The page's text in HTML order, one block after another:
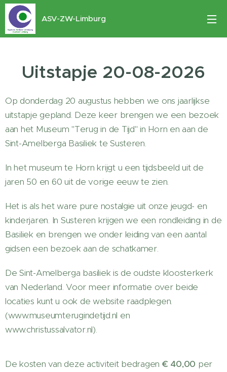
ASV-ZW-Limburg
Uitstapje 20-08-2026
Op donderdag 20 augustus hebben we ons jaarlijkse
uitstapje gepland. Deze keer brengen we een bezoek
aan het Museum "Terug in de Tijd" in Horn en aan de
Sint-Amelberga Basiliek te Susteren.
In het museum te Horn krijgt u een tijdsbeeld uit de
jaren 50 en 60 uit de vorige eeuw te zien.
Het is als het ware pure nostalgie uit onze jeugd- en
kinderjaren. In Susteren krijgen we een rondleiding in de
Basiliek en brengen we onder leiding van een aantal
gidsen een bezoek aan de schatkamer.
De Sint-Amelberga basiliek is de oudste kloosterkerk
van Nederland. Voor meer informatie over beide
locaties kunt u ook de website raadplegen.
(www.museumterugindetijd.nl en
www.christussalvator.nl).
De kosten van deze activiteit bedragen € 40,00 per